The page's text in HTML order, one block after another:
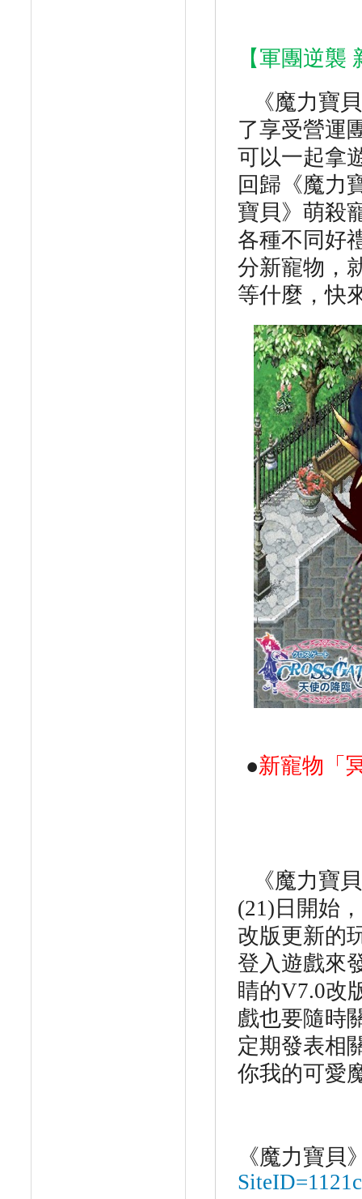
【軍團逆襲
《魔力寶
了享受營運
可以一起拿
回歸《魔力
寶貝》萌殺
各種不同好
分新寵物，
等什麼，快
●新寵物「
《魔力寶
(21) 日開始
改版更新的
登入遊戲來
睛的V7.0改
戲也要隨時
定期發表相
你我的可愛
《魔力寶貝